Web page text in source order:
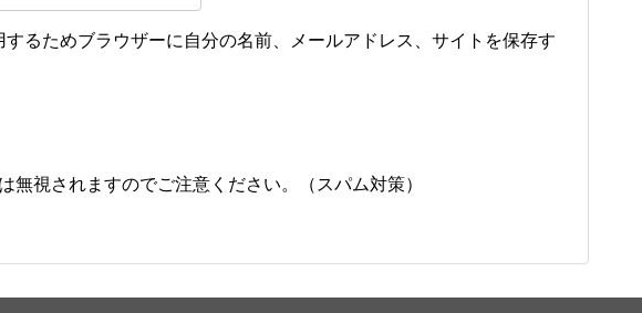
するためブラウザーに自分の名前、メールアドレス、サイトを保存す
無視されますのでご注意ください。（スパム対策）